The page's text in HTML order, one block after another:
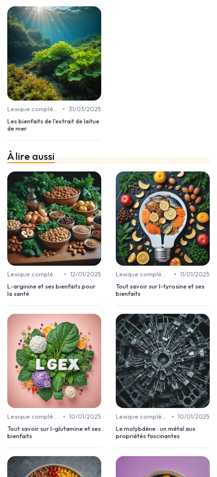
• 31/03/2025
Les bienfaits de l'extrait de laitue
de mer
À lire aussi
• 12/01/2025
L-arginine et ses bienfaits pour
la santé
• 11/01/2025
Tout savoir sur l-tyrosine et ses
bienfaits
• 10/01/2025
Tout savoir sur l-glutamine et ses
bienfaits
• 10/01/2025
Le molybdène : un métal aux
propriétés fascinantes